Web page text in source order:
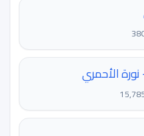
نورة الأحمري